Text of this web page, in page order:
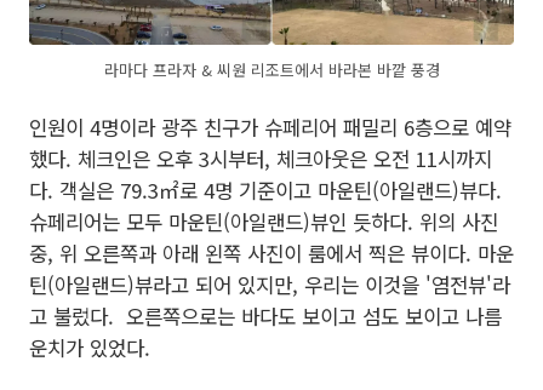
라마다 프라자 & 씨원 리조트에서 바라본 바깥 풍경
인원이 4명이라 광주 친구가 슈페리어 패밀리 6층으로 예약
했다. 체크인은 오후 3시부터, 체크아웃은 오전 11시까지
다. 객실은 79.3㎡로 4명 기준이고 마운틴(아일랜드)뷰다.
슈페리어는 모두 마운틴(아일랜드)뷰인 듯하다. 위의 사진
중, 위 오른쪽과 아래 왼쪽 사진이 룸에서 찍은 뷰이다. 마운
틴(아일랜드)뷰라고 되어 있지만, 우리는 이것을 '염전뷰'라
고 불렀다. 오른쪽으로는 바다도 보이고 섬도 보이고 나름
운치가 있었다.